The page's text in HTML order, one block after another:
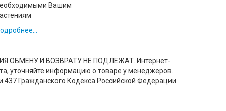
Вашим
ОБМЕНУ И ВОЗВРАТУ НЕ ПОДЛЕЖАТ. Интернет-
уточняйте информацию о товаре у менеджеров.
Гражданского Кодекса Российской Федерации.